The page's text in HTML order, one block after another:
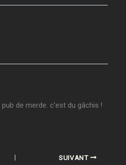
de merde. c’est du gâchis !
SUIVANT